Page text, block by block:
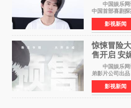
中国娱乐网
中国首部喜剧
举办电影首映礼
制片人曹紫建
对白指导程寅，
影视新闻
惊悚冒险
售开启 安
中国娱乐网
弟影片公司出品
伯特·米切尔执
·麦克格雷格领
《逃出绝
影视新闻